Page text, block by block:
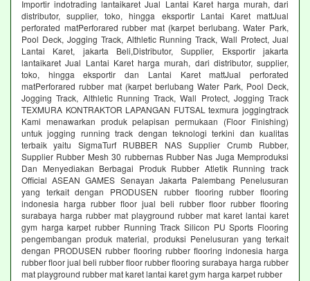
Importir indotrading lantaikaret Jual Lantai Karet harga murah, dari
distributor, supplier, toko, hingga eksportir Lantai Karet mattJual
perforated matPerforared rubber mat (karpet berlubang. Water Park,
Pool Deck, Jogging Track, Althletic Running Track, Wall Protect, Jual
Lantai Karet, jakarta Beli,Distributor, Supplier, Eksportir jakarta
lantaikaret Jual Lantai Karet harga murah, dari distributor, supplier,
toko, hingga eksportir dan Lantai Karet mattJual perforated
matPerforared rubber mat (karpet berlubang Water Park, Pool Deck,
Jogging Track, Althletic Running Track, Wall Protect, Jogging Track
TEXMURA KONTRAKTOR LAPANGAN FUTSAL texmura joggingtrack
Kami menawarkan produk pelapisan permukaan (Floor Finishing)
untuk jogging running track dengan teknologi terkini dan kualitas
terbaik yaitu SigmaTurf RUBBER NAS Supplier Crumb Rubber,
Supplier Rubber Mesh 30 rubbernas Rubber Nas Juga Memproduksi
Dan Menyediakan Berbagai Produk Rubber Atletik Running track
Official ASEAN GAMES Senayan Jakarta Palembang Penelusuran
yang terkait dengan PRODUSEN rubber flooring rubber flooring
indonesia harga rubber floor jual beli rubber floor rubber flooring
surabaya harga rubber mat playground rubber mat karet lantai karet
gym harga karpet rubber Running Track Silicon PU Sports Flooring
pengembangan produk material, produksi Penelusuran yang terkait
dengan PRODUSEN rubber flooring rubber flooring indonesia harga
rubber floor jual beli rubber floor rubber flooring surabaya harga rubber
mat playground rubber mat karet lantai karet gym harga karpet rubber